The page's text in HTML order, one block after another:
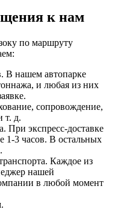
к нам
по маршруту
В нашем автопарке
и любая из них
сопровождение,
т. д.
При экспресс-доставке
1-3 часов. В остальных
Каждое из
нашей
в любой момент